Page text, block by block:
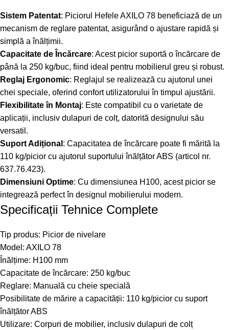
Sistem Patentat: Piciorul Hefele AXILO 78 beneficiază de un
mecanism de reglare patentat, asigurând o ajustare rapidă și
simplă a înălțimii.
Capacitate de Încărcare: Acest picior suportă o încărcare de
până la 250 kg/buc, fiind ideal pentru mobilierul greu și robust.
Reglaj Ergonomic: Reglajul se realizează cu ajutorul unei
chei speciale, oferind confort utilizatorului în timpul ajustării.
Flexibilitate în Montaj: Este compatibil cu o varietate de
aplicații, inclusiv dulapuri de colț, datorită designului său
versatil.
Suport Adițional : Capacitatea de încărcare poate fi mărită la
110 kg/picior cu ajutorul suportului înălțător ABS (articol nr.
637.76.423).
Dimensiuni Optime: Cu dimensiunea H100, acest picior se
integrează perfect în designul mobilierului modern.
Specificații Tehnice Complete
Tip produs: Picior de nivelare
Model: AXILO 78
Înălțime: H100 mm
Capacitate de încărcare: 250 kg/buc
Reglare: Manuală cu cheie specială
Posibilitate de mărire a capacității: 110 kg/picior cu suport
înălțător ABS
Utilizare: Corpuri de mobilier, inclusiv dulapuri de colț